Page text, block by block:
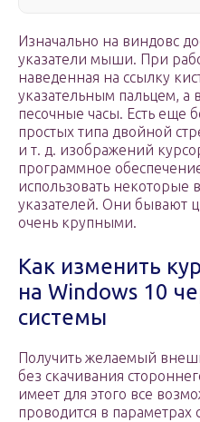
Изначально на виндовс
указатели мыши. При
наведенная на ссылку
указательным пальцем,
песочные часы. Есть еще
простых типа двойной
и т. д. изображений
программное
использовать некоторые
указателей. Они бывают
очень крупными.
Как изменить
на Windows 10
системы
Получить желаемый
без скачивания
имеет для этого все
проводится в параметрах